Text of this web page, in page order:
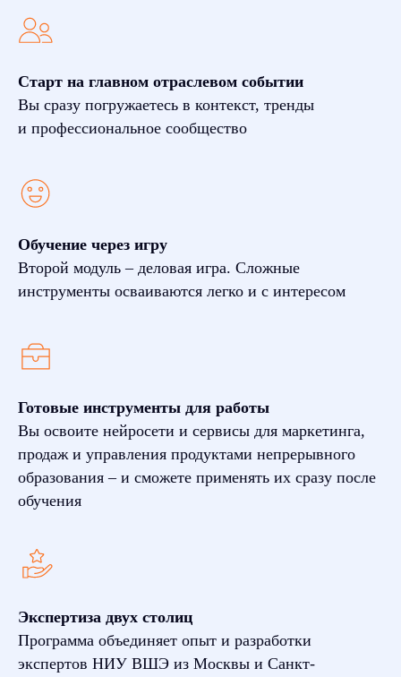
Старт на главном отраслевом событии
Вы сразу погружаетесь в контекст, тренды
и профессиональное сообщество
Обучение через игру
Второй модуль – деловая игра. Сложные
инструменты осваиваются легко и с интересом
Готовые инструменты для работы
Вы освоите нейросети и сервисы для маркетинга,
продаж и управления продуктами непрерывного
образования – и сможете применять их сразу после
обучения
Экспертиза двух столиц
Программа объединяет опыт и разработки
экспертов НИУ ВШЭ из Москвы и Санкт-